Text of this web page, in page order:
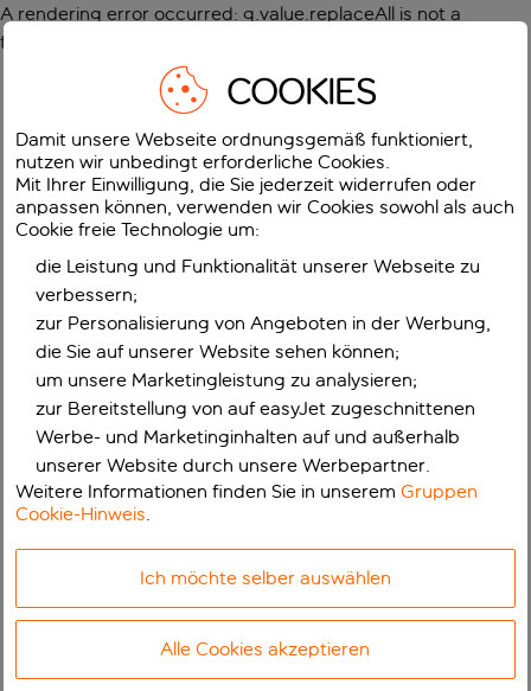
A rendering error occurred: g.value.replaceAll is not a
function
COOKIES
Damit unsere Webseite ordnungsgemäß funktioniert,
nutzen wir unbedingt erforderliche Cookies.
Mit Ihrer Einwilligung, die Sie jederzeit widerrufen oder
anpassen können, verwenden wir Cookies sowohl als auch
Cookie freie Technologie um:
die Leistung und Funktionalität unserer Webseite zu
verbessern;
zur Personalisierung von Angeboten in der Werbung,
die Sie auf unserer Website sehen können;
um unsere Marketingleistung zu analysieren;
zur Bereitstellung von auf easyJet zugeschnittenen
Werbe- und Marketinginhalten auf und außerhalb
unserer Website durch unsere Werbepartner.
Weitere Informationen finden Sie in unseremGruppen
Cookie-Hinweis.
Ich möchte selber auswählen
Alle Cookies akzeptieren